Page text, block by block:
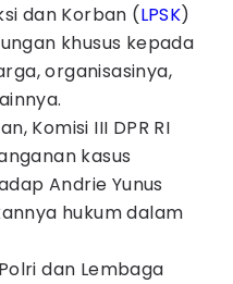
dan Korban (LPSK)
khusus kepada
organisasinya,
Komisi III DPR RI
kasus
Andrie Yunus
hukum dalam
dan Lembaga